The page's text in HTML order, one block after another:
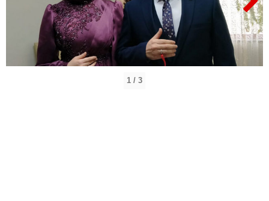
1 / 3